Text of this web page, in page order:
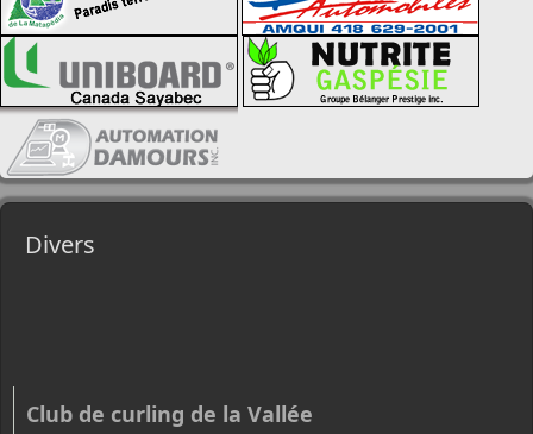
Divers
Club de curling de la Vallée